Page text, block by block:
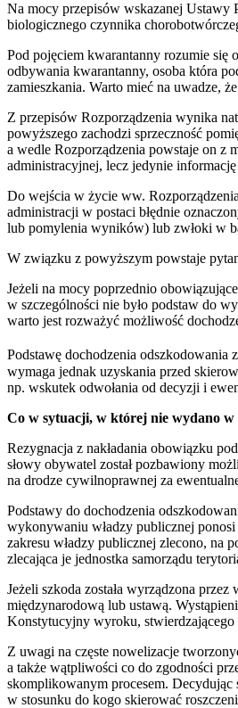
Na mocy przepisów wskazanej Ustawy
biologicznego czynnika
Pod pojęciem kwarantanny rozumie się
odbywania kwarantanny, osoba która
zamieszkania. Warto mieć na uwadze,
Z przepisów Rozporządzenia wynika
powyższego zachodzi sprzeczność
a wedle Rozporządzenia powstaje on z
administracyjnej, lecz jedynie
Do wejścia w życie ww.
administracji w postaci błędnie
lub pomylenia wyników) lub zwłoki w
W związku z powyższym powstaje
Jeżeli na mocy poprzednio
w szczególności nie było podstaw do
warto jest rozważyć możliwość
Podstawę dochodzenia
wymaga jednak uzyskania przed
np. wskutek odwołania od decyzji i
Co w sytuacji, w której nie wydano w
Rezygnacja z nakładania obowiązku
słowy obywatel został pozbawiony
na drodze cywilnoprawnej za
Podstawy do dochodzenia
wykonywaniu władzy publicznej
zakresu władzy publicznej zlecono, na
zlecająca je jednostka samorządu
Jeżeli szkoda została wyrządzona
międzynarodową lub ustawą.
Konstytucyjny wyroku,
Z uwagi na częste nowelizacje
a także wątpliwości co do zgodności
skomplikowanym procesem. Decydując
w stosunku do kogo skierować